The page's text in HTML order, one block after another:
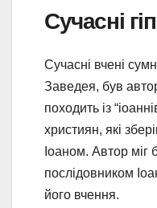
Сучасні
Сучасні вчені
Заведея, був
походить із
християн, які
Іоаном. Автор міг
послідовником
його вчення.